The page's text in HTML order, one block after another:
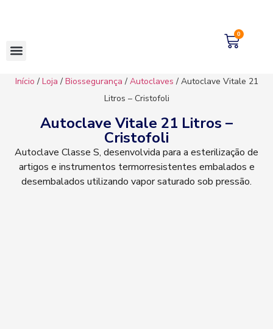
0
Início / Loja / Biossegurança / Autoclaves / Autoclave Vitale 21
Litros – Cristofoli
Autoclave Vitale 21 Litros –
Cristofoli
Autoclave Classe S, desenvolvida para a esterilização de
artigos e instrumentos termorresistentes embalados e
desembalados utilizando vapor saturado sob pressão.